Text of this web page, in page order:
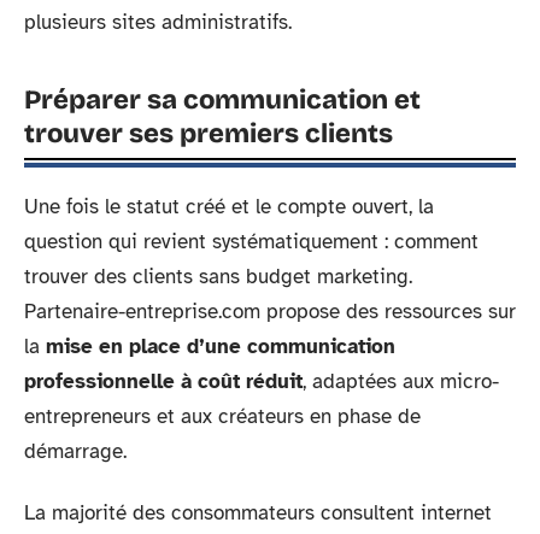
plusieurs sites administratifs.
Préparer sa communication et
trouver ses premiers clients
Une fois le statut créé et le compte ouvert, la
question qui revient systématiquement : comment
trouver des clients sans budget marketing.
Partenaire-entreprise.com propose des ressources sur
la mise en place d’une communication
professionnelle à coût réduit, adaptées aux micro-
entrepreneurs et aux créateurs en phase de
démarrage.
La majorité des consommateurs consultent internet